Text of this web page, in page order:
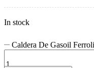
In stock
Caldera De Gasoil